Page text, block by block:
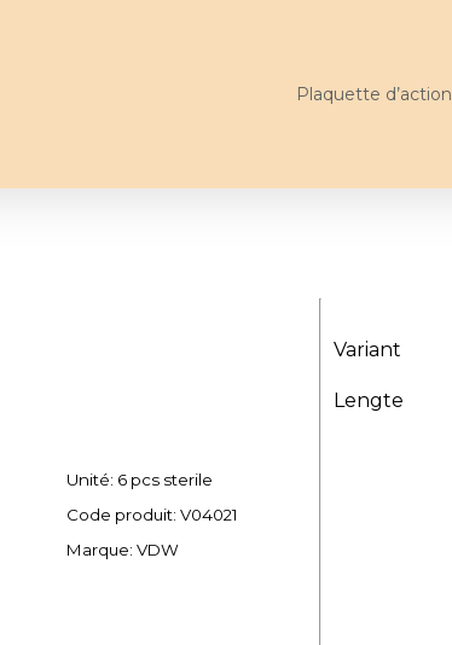
Plaquette d’action
Unité: 6 pcs sterile
Code produit:V04021
Marque: VDW
Variant
Lengte